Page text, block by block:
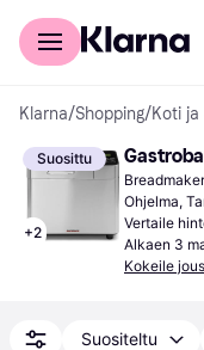
Kuluttajille
Klarna/Shopping/Koti ja
Suosittu
+2
Ohjelma,
Pitää
Vertaile
Alkaen 3
Kokeile
Suositeltu